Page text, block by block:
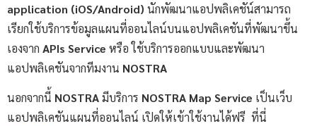
application (iOS/Android) นักพัฒนาแอปพลิเคชัน์สามารถ
เรียกใช้บริการข้อมูลแผนที่ออนไลน์บนแอปพลิเคชันที่พัฒนาขึ้น
เองจาก APIs Service หรือ ใช้บริการออกแบบและพัฒนา
แอปพลิเคชันจากทีมงาน NOSTRA
นอกจากนี้ NOSTRAมีบริการ NOSTRA Map Service เป็นเว็บ
แอปพลิเคชันแผนที่ออนไลน์ เปิดให้เข้าใช้งานได้ฟรี ที่นี่